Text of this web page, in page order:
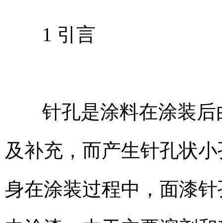
1 引言
针孔是涂料在涂装后
及补充，而产生针孔状
身在涂装过程中，面漆